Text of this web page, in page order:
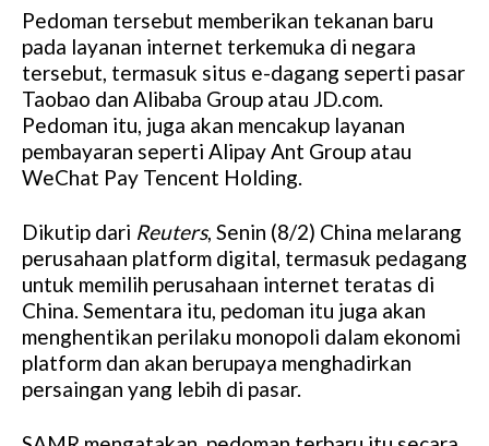
M
u
t
e
Pedoman tersebut memberikan tekanan baru
pada layanan internet terkemuka di negara
tersebut, termasuk situs e-dagang seperti pasar
Taobao dan Alibaba Group atau JD.com.
Pedoman itu, juga akan mencakup layanan
pembayaran seperti Alipay Ant Group atau
WeChat Pay Tencent Holding.
Dikutip dari Reuters, Senin (8/2) China melarang
perusahaan platform digital, termasuk pedagang
untuk memilih perusahaan internet teratas di
China. Sementara itu, pedoman itu juga akan
menghentikan perilaku monopoli dalam ekonomi
platform dan akan berupaya menghadirkan
persaingan yang lebih di pasar.